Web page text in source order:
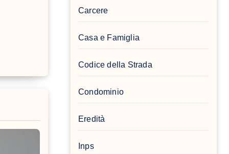
Carcere
Casa e Famiglia
Codice della Strada
Condominio
Eredità
Inps